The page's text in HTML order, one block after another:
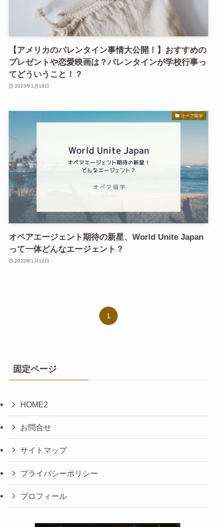
【アメリカのバレンタイン事情大公開！】おすすめの
プレゼントや恋愛映画は？バレンタインが学校行事っ
てどういうこと！？
2023年1月18日
オペア留学
オペアエージェント期待の新星、World Unite Japan
って一体どんなエージェント？
2023年1月12日
1
固定ページ
HOME2
お問合せ
サイトマップ
プライバシーポリシー
プロフィール